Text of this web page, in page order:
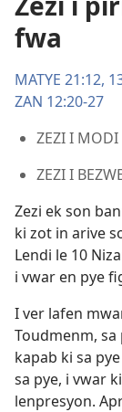
fwa
MATYE 21:12,
ZAN 12:20-27
ZEZI I MODI
ZEZI I
Zezi ek son
ki zot in arive
Lendi le 10
i vwar en pye
I ver lafen
Toudmenm, sa
kapab ki sa
sa pye, i vwar
lenpresyon.